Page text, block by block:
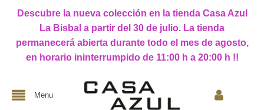
Descubre la nueva colección en la tienda Casa Azul
La Bisbal a partir del 30 de julio. La tienda
permanecerá abierta durante todo el mes de agosto,
en horario ininterrumpido de 11:00 h a 20:00 h !!
Menu